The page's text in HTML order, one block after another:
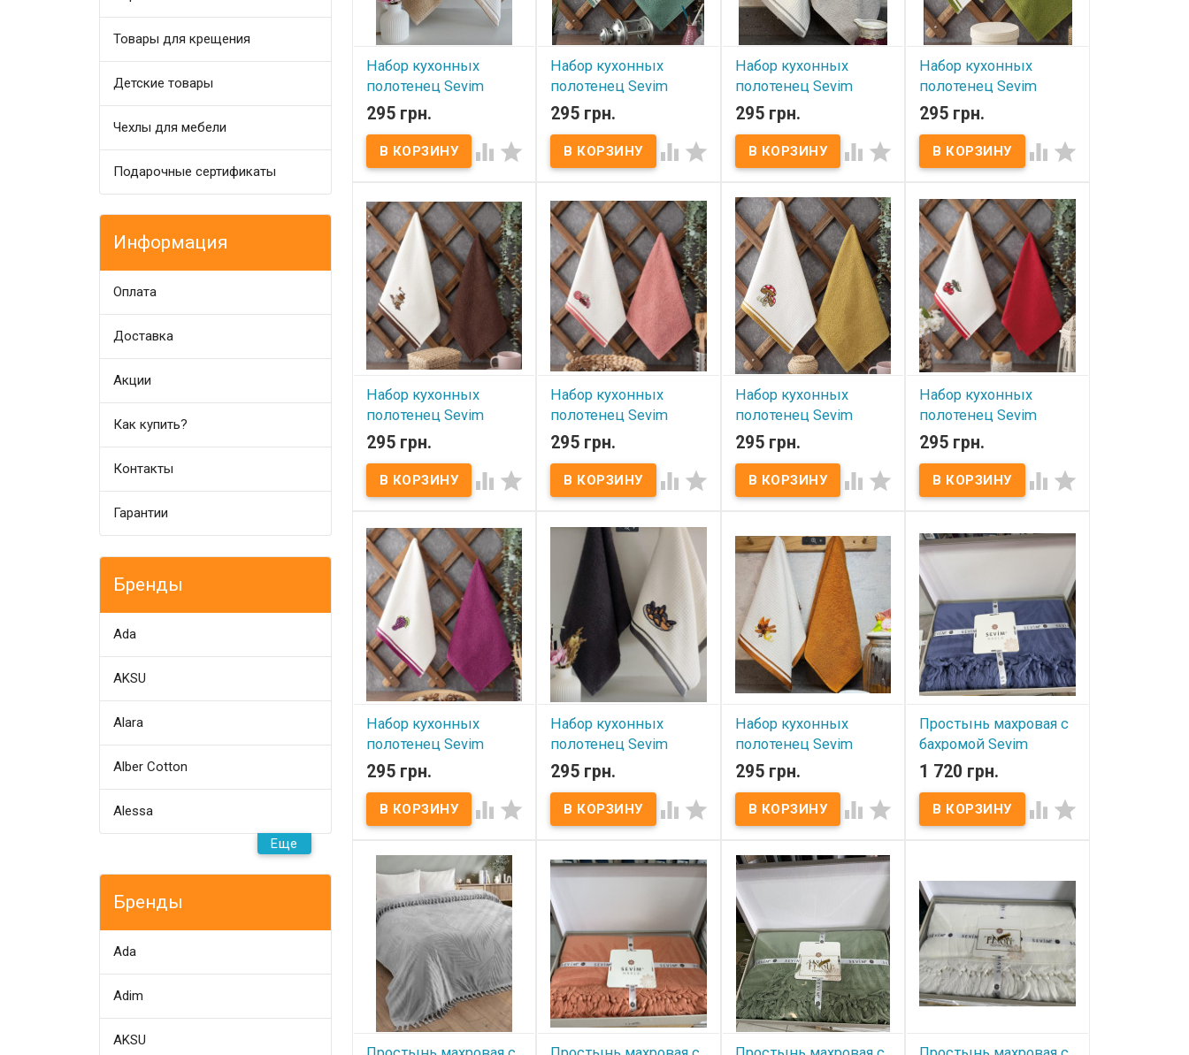
Товары для крещения
Детские товары
Чехлы для мебели
Подарочные сертификаты
Информация
Оплата
Доставка
Акции
Как купить?
Контакты
Гарантии
Бренды
Ada
AKSU
Alara
Alber Cotton
Alessa
Еще
Бренды
Ada
Adim
AKSU
использования летом
вместо одеяла, а также как
покрывало на кровать.
вышивкой.
вышивкой.
вышивкой.
Набор кухонных
полотенец Sevim
40х60 см из 2-х штук
вафельное+ махровое,
модель 11
Набор кухонных полотенец
Sevim 40х60 см из 2-х штук
вафельное+ махровое
Размер: 40x60 см - 2 шт.
Состав: 1 шт - махра, 100%
хлопок + 1 шт вафля, 100%
хлопок. Плотность: 420 г/м2
Упаковка: ПВХ
Производитель: Sevim
(Турция) Вафельное
полотенце декорировано
вышивкой.
295 грн.
 
Набор кухонных
полотенец Sevim
40х60 см из 2-х штук
вафельное+ махровое,
модель 10
Набор кухонных полотенец
Sevim 40х60 см из 2-х штук
вафельное+ махровое
Размер: 40x60 см - 2 шт.
Состав: 1 шт - махра, 100%
хлопок + 1 шт вафля, 100%
хлопок. Плотность: 420 г/м2
Упаковка: ПВХ
Производитель: Sevim
(Турция) Вафельное
полотенце декорировано
вышивкой.
295 грн.
 
Набор кухонных
полотенец Sevim
40х60 см из 2-х штук
вафельное+ махровое,
модель 9
Набор кухонных полотенец
Sevim 40х60 см из 2-х штук
вафельное+ махровое
Размер: 40x60 см - 2 шт.
Состав: 1 шт - махра, 100%
хлопок + 1 шт вафля, 100%
хлопок. Плотность: 420 г/м2
Упаковка: ПВХ
Производитель: Sevim
(Турция) Вафельное
полотенце декорировано
вышивкой.
295 грн.
 
Набор кухонных
полотенец Sevim
40х60 см из 2-х штук
вафельное+ махровое,
модель 8
Набор кухонных полотенец
Sevim 40х60 см из 2-х штук
вафельное+ махровое
Размер: 40x60 см - 2 шт.
Состав: 1 шт - махра, 100%
хлопок + 1 шт вафля, 100%
хлопок. Плотность: 420 г/м2
Упаковка: ПВХ
Производитель: Sevim
(Турция) Вафельное
полотенце декорировано
вышивкой.
295 грн.
 
Набор кухонных
полотенец Sevim
40х60 см из 2-х штук
вафельное+ махровое,
модель 7
Набор кухонных полотенец
Sevim 40х60 см из 2-х штук
вафельное+ махровое
Размер: 40x60 см - 2 шт.
Состав: 1 шт - махра, 100%
хлопок + 1 шт вафля, 100%
хлопок. Плотность: 420 г/м2
Упаковка: ПВХ
Производитель: Sevim
(Турция) Вафельное
полотенце декорировано
вышивкой.
295 грн.
 
Набор кухонных
полотенец Sevim
40х60 см из 2-х штук
вафельное+ махровое,
модель 6
Набор кухонных полотенец
Sevim 40х60 см из 2-х штук
вафельное+ махровое
Размер: 40x60 см - 2 шт.
Состав: 1 шт - махра, 100%
хлопок + 1 шт вафля, 100%
хлопок. Плотность: 420 г/м2
Упаковка: ПВХ
Производитель: Sevim
(Турция) Вафельное
полотенце декорировано
вышивкой.
295 грн.
 
Набор кухонных
полотенец Sevim
40х60 см из 2-х штук
вафельное+ махровое,
модель 5
Набор кухонных полотенец
Sevim 40х60 см из 2-х штук
вафельное+ махровое
Размер: 40x60 см - 2 шт.
Состав: 1 шт - махра, 100%
хлопок + 1 шт вафля, 100%
хлопок. Плотность: 420 г/м2
Упаковка: ПВХ
Производитель: Sevim
(Турция) Вафельное
полотенце декорировано
вышивкой.
295 грн.
 
Набор кухонных
полотенец Sevim
40х60 см из 2-х штук
вафельное+ махровое,
модель 4
Набор кухонных полотенец
Sevim 40х60 см из 2-х штук
вафельное+ махровое
Размер: 40x60 см - 2 шт.
Состав: 1 шт - махра, 100%
хлопок + 1 шт вафля, 100%
хлопок. Плотность: 420 г/м2
Упаковка: ПВХ
Производитель: Sevim
(Турция) Вафельное
полотенце декорировано
вышивкой.
295 грн.
 
Набор кухонных
полотенец Sevim
40х60 см из 2-х штук
вафельное+ махровое,
модель 3
Набор кухонных полотенец
Sevim 40х60 см из 2-х штук
вафельное+ махровое
Размер: 40x60 см - 2 шт.
Состав: 1 шт - махра, 100%
хлопок + 1 шт вафля, 100%
хлопок. Плотность: 420 г/м2
Упаковка: ПВХ
Производитель: Sevim
(Турция) Вафельное
полотенце декорировано
вышивкой.
295 грн.
 
Набор кухонных
полотенец Sevim
40х60 см из 2-х штук
вафельное+ махровое,
модель 2
Набор кухонных полотенец
Sevim 40х60 см из 2-х штук
вафельное+ махровое
Размер: 40x60 см - 2 шт.
Состав: 1 шт - махра, 100%
хлопок + 1 шт вафля, 100%
хлопок. Плотность: 420 г/м2
Упаковка: ПВХ
Производитель: Sevim
(Турция) Вафельное
полотенце декорировано
вышивкой.
295 грн.
 
Набор кухонных
полотенец Sevim
40х60 см из 2-х штук
вафельное+ махровое,
модель 1
Набор кухонных полотенец
Sevim 40х60 см из 2-х штук
вафельное+ махровое
Размер: 40x60 см - 2 шт.
Состав: 1 шт - махра, 100%
хлопок + 1 шт вафля, 100%
хлопок. Плотность: 420 г/м2
Упаковка: ПВХ
Производитель: Sevim
(Турция) Вафельное
полотенце декорировано
вышивкой.
295 грн.
 
Простынь махровая с
бахромой Sevim
200x230 см синяя
В наличии
Простынь-пике махровая
хлопок. Упаковка:
фирменная. Торговая
марка: Sevim (Турция).
1 720 грн.
 